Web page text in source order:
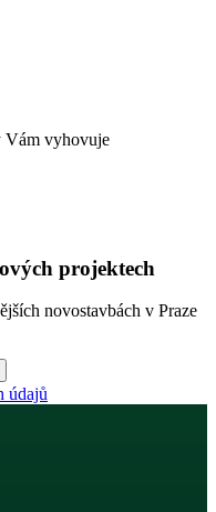
Vám vyhovuje
projektech
novostavbách v Praze
údajů